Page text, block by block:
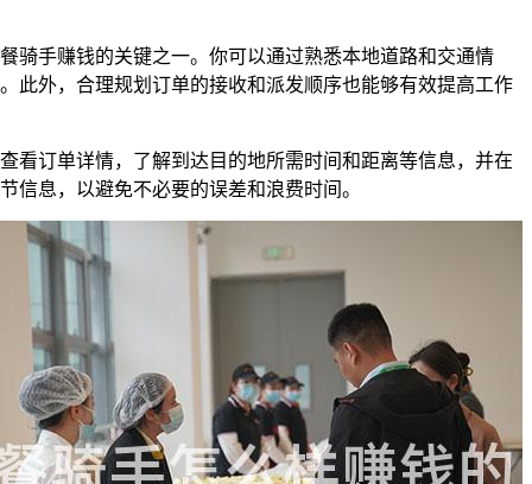
骑手赚钱的关键之一。你可以通过熟悉本地道路和交通情
此外，合理规划订单的接收和派发顺序也能够有效提高工作
看订单详情，了解到达目的地所需时间和距离等信息，并在
信息，以避免不必要的误差和浪费时间。